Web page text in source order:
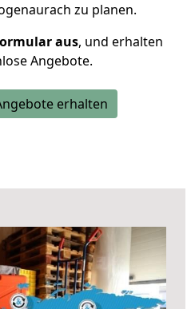
zu planen.
aus, und erhalten
Angebote.
erhalten